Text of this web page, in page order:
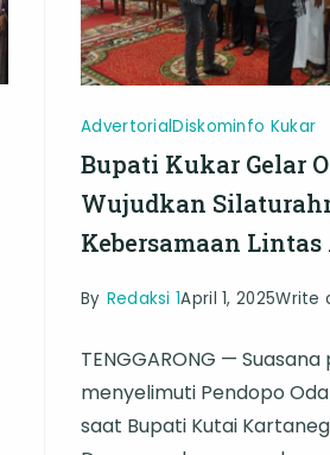
AdvertorialDiskominfo Kukar
Bupati Kukar Gelar
Wujudkan
Kebersamaan Lintas
By Redaksi 1April 1, 2025Write
TENGGARONG —
menyelimuti Pendopo
saat Bupati Kutai